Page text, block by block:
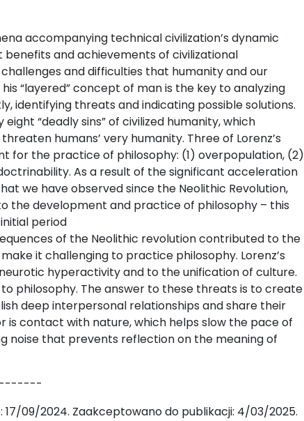
accompanying technical civilization’s dynamic
and achievements of civilizational
and difficulties that humanity and our
“layered” concept of man is the key to analyzing
identifying threats and indicating possible solutions.
“deadly sins” of civilized humanity, which
humans’ very humanity. Three of Lorenz’s
for the practice of philosophy: (1) overpopulation, (2)
As a result of the significant acceleration
we have observed since the Neolithic Revolution,
the development and practice of philosophy – this
period
of the Neolithic revolution contributed to the
it challenging to practice philosophy. Lorenz’s
hyperactivity and to the unification of culture.
philosophy. The answer to these threats is to create
deep interpersonal relationships and share their
is contact with nature, which helps slow the pace of
noise that prevents reflection on the meaning of
17/09/2024. Zaakceptowano do publikacji: 4/03/2025.